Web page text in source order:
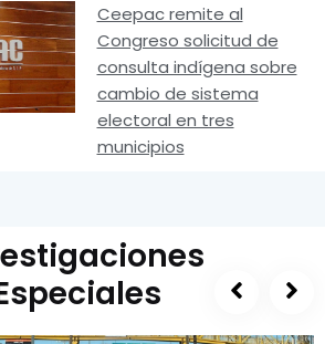
Ceepac remite al
Congreso solicitud de
consulta indígena sobre
cambio de sistema
electoral en tres
municipios